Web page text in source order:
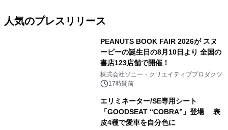
人気のプレスリリース
PEANUTS BOOK FAIR 2026が スヌ
ーピーの誕生日の8月10日より 全国の
書店123店舗で開催！
株式会社ソニー・クリエイティブプロダクツ
17時間前
エリミネーター/SE専用シート
「GOODSEAT “COBRA”」登場 表
皮4種で愛車を自分色に